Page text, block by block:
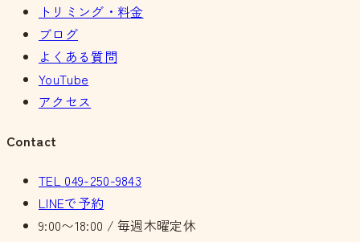
トリミング・料金
ブログ
よくある質問
YouTube
アクセス
Contact
TEL 049-250-9843
LINEで予約
9:00〜18:00 / 毎週木曜定休